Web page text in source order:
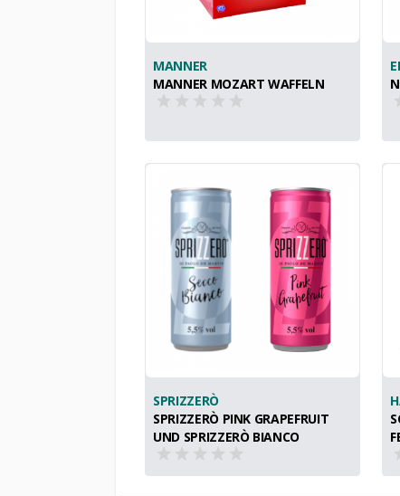
MANNER
MANNER MOZART WAFFELN
SPRIZZERÒ
SPRIZZERÒ PINK GRAPEFRUIT
UND SPRIZZERÒ BIANCO